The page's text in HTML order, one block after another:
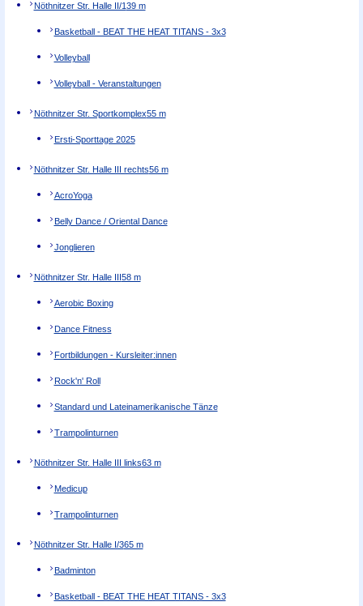
Nöthnitzer Str. Halle II/139 m
Basketball - BEAT THE HEAT TITANS - 3x3
Volleyball
Volleyball - Veranstaltungen
Nöthnitzer Str. Sportkomplex55 m
Ersti-Sporttage 2025
Nöthnitzer Str. Halle III rechts56 m
AcroYoga
Belly Dance / Oriental Dance
Jonglieren
Nöthnitzer Str. Halle III58 m
Aerobic Boxing
Dance Fitness
Fortbildungen - Kursleiter:innen
Rock'n' Roll
Standard und Lateinamerikanische Tänze
Trampolinturnen
Nöthnitzer Str. Halle III links63 m
Medicup
Trampolinturnen
Nöthnitzer Str. Halle I/365 m
Badminton
Basketball - BEAT THE HEAT TITANS - 3x3